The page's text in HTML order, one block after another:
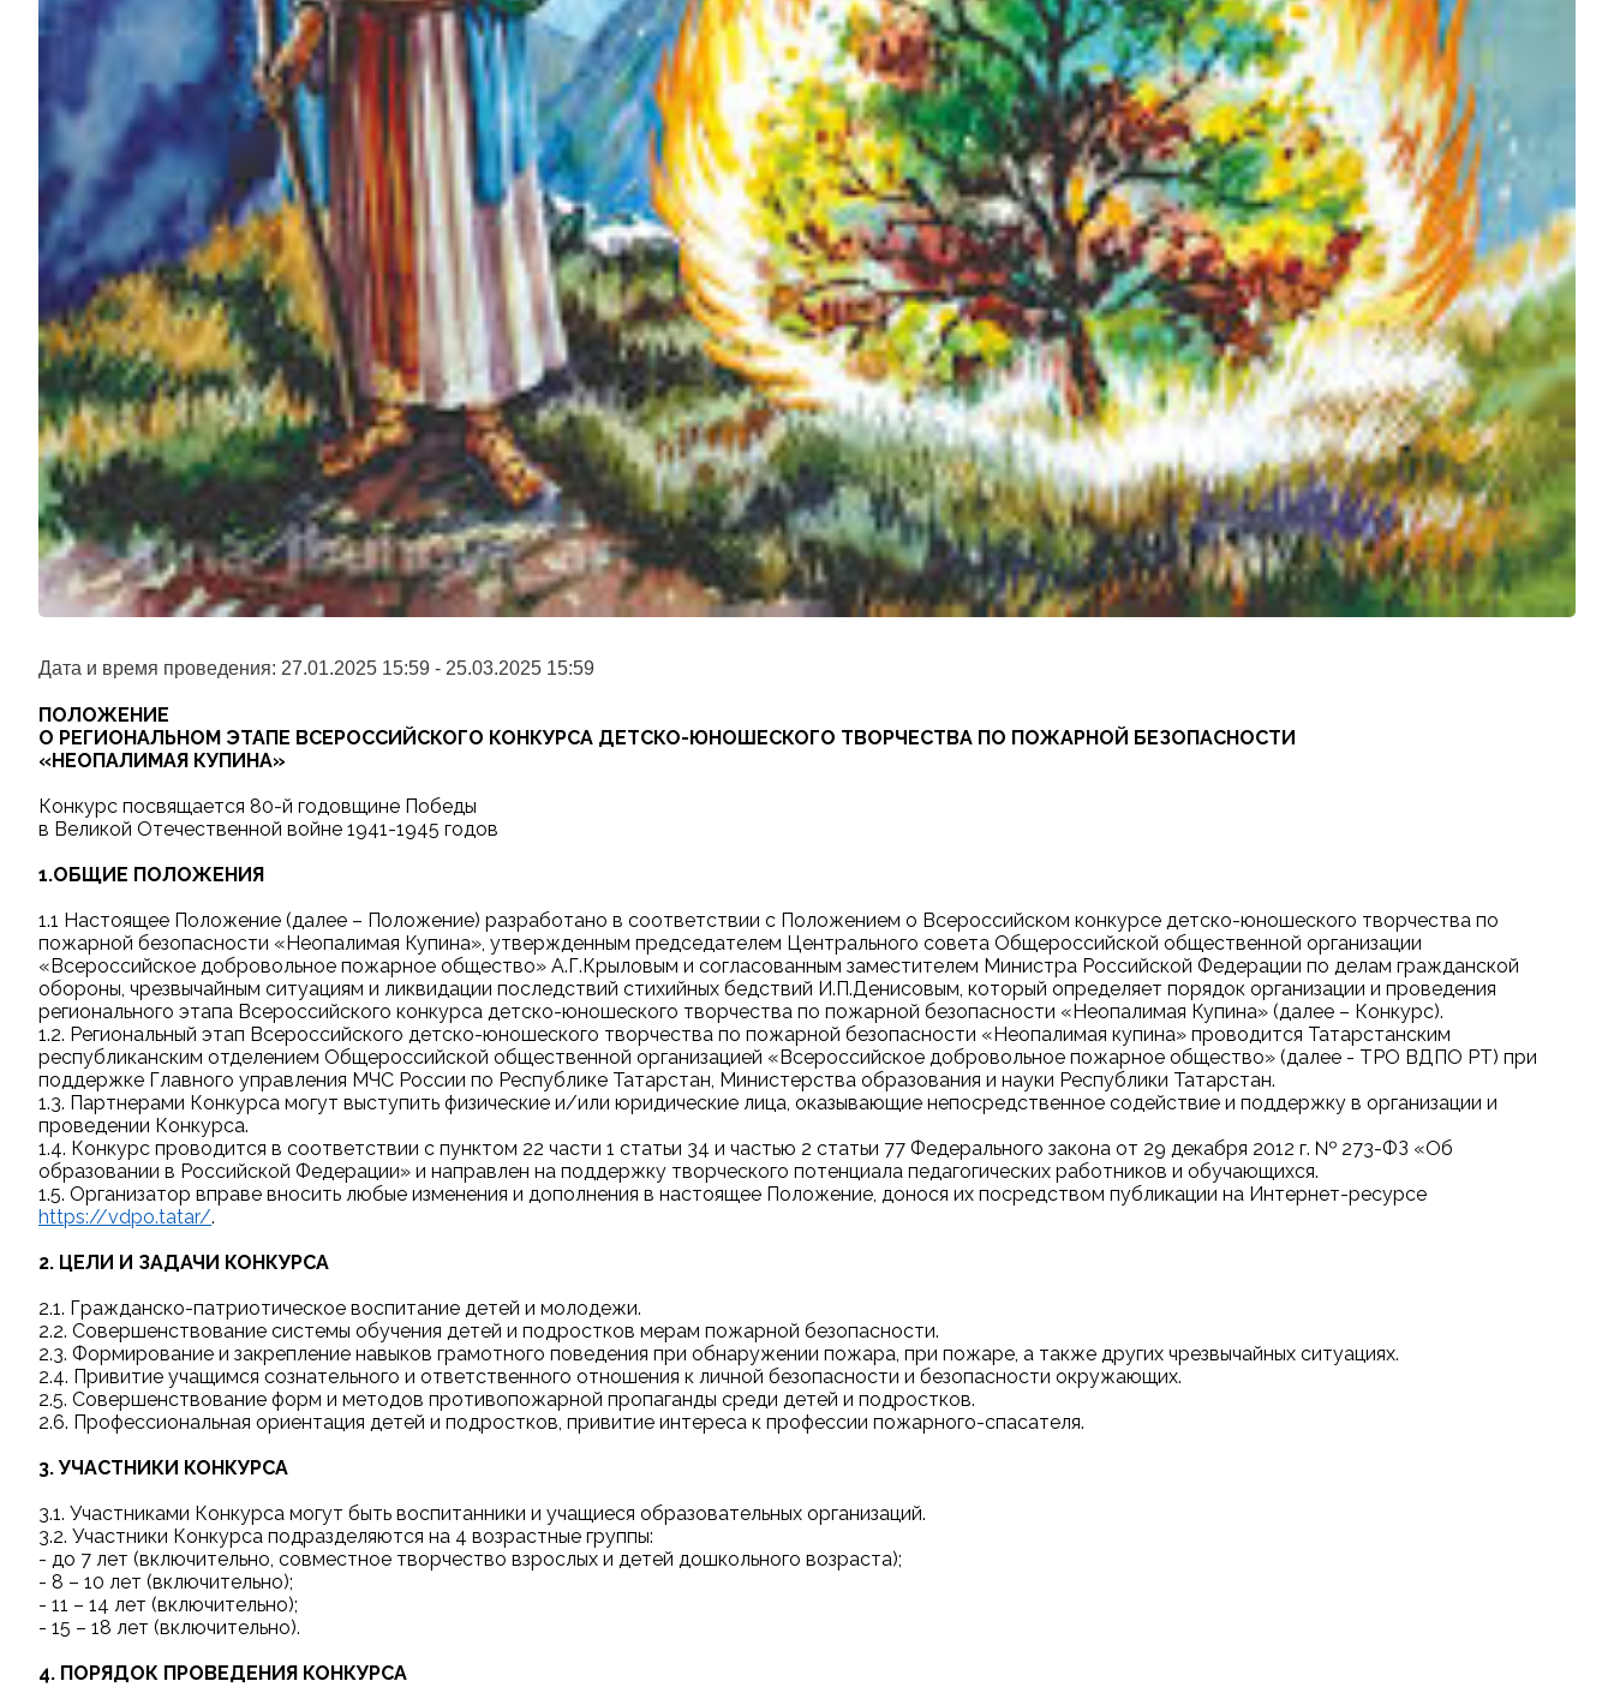
Дата и время проведения: 27.01.2025 15:59 - 25.03.2025 15:59
ПОЛОЖЕНИЕ
О РЕГИОНАЛЬНОМ ЭТАПЕ ВСЕРОССИЙСКОГО КОНКУРСА ДЕТСКО-ЮНОШЕСКОГО ТВОРЧЕСТВА ПО ПОЖАРНОЙ БЕЗОПАСНОСТИ
«НЕОПАЛИМАЯ КУПИНА»
Конкурс посвящается 80-й годовщине Победы
в Великой Отечественной войне 1941-1945 годов
1.ОБЩИЕ ПОЛОЖЕНИЯ
1.1 Настоящее Положение (далее – Положение) разработано в соответствии с Положением о Всероссийском конкурсе детско-юношеского творчества по
пожарной безопасности «Неопалимая Купина», утвержденным председателем Центрального совета Общероссийской общественной организации
«Всероссийское добровольное пожарное общество» А.Г.Крыловым и согласованным заместителем Министра Российской Федерации по делам гражданской
обороны, чрезвычайным ситуациям и ликвидации последствий стихийных бедствий И.П.Денисовым, который определяет порядок организации и проведения
регионального этапа Всероссийского конкурса детско-юношеского творчества по пожарной безопасности «Неопалимая Купина» (далее – Конкурс).
1.2. Региональный этап Всероссийского детско-юношеского творчества по пожарной безопасности «Неопалимая купина» проводится Татарстанским
республиканским отделением Общероссийской общественной организацией «Всероссийское добровольное пожарное общество» (далее - ТРО ВДПО РТ) при
поддержке Главного управления МЧС России по Республике Татарстан, Министерства образования и науки Республики Татарстан.
1.3. Партнерами Конкурса могут выступить физические и/или юридические лица, оказывающие непосредственное содействие и поддержку в организации и
проведении Конкурса.
1.4. Конкурс проводится в соответствии с пунктом 22 части 1 статьи 34 и частью 2 статьи 77 Федерального закона от 29 декабря 2012 г. № 273-ФЗ «Об
образовании в Российской Федерации» и направлен на поддержку творческого потенциала педагогических работников и обучающихся.
1.5. Организатор вправе вносить любые изменения и дополнения в настоящее Положение, донося их посредством публикации на Интернет-ресурсе
https://vdpo.tatar/.
2. ЦЕЛИ И ЗАДАЧИ КОНКУРСА
2.1. Гражданско-патриотическое воспитание детей и молодежи.
2.2. Совершенствование системы обучения детей и подростков мерам пожарной безопасности.
2.3. Формирование и закрепление навыков грамотного поведения при обнаружении пожара, при пожаре, а также других чрезвычайных ситуациях.
2.4. Привитие учащимся сознательного и ответственного отношения к личной безопасности и безопасности окружающих.
2.5. Совершенствование форм и методов противопожарной пропаганды среди детей и подростков.
2.6. Профессиональная ориентация детей и подростков, привитие интереса к профессии пожарного-спасателя.
3. УЧАСТНИКИ КОНКУРСА
3.1. Участниками Конкурса могут быть воспитанники и учащиеся образовательных организаций.
3.2. Участники Конкурса подразделяются на 4 возрастные группы:
- до 7 лет (включительно, совместное творчество взрослых и детей дошкольного возраста);
- 8 – 10 лет (включительно);
- 11 – 14 лет (включительно);
- 15 – 18 лет (включительно).
4. ПОРЯДОК ПРОВЕДЕНИЯ КОНКУРСА